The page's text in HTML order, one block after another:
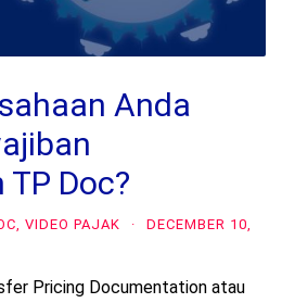
Anda
Doc?
, VIDEO PAJAK ·
DECEMBER 10,
Pricing Documentation atau